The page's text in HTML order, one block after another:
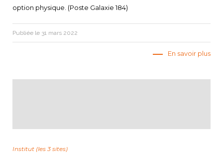
option physique. (Poste Galaxie 184)
Publiée le 31 mars 2022
En savoir plus
Institut (les 3 sites)